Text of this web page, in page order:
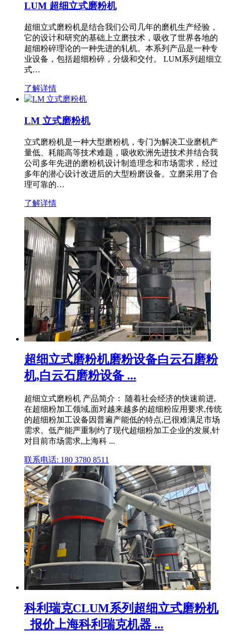
LUM 超细立式磨粉机
超细立式磨粉机是结合我们公司几年的磨机生产经验，
它的设计和研究的基础上立磨技术，吸收了世界各地的
超细粉碎理论的一种先进的轧机。本系列产品是一种专
业设备，包括超细粉碎，分级和交付。 LUM系列超细立
式…
了解详情
LM 立式磨粉机
立式磨粉机是一种大型磨粉机，专门为解决工业磨机产
量低、耗能高等技术难题，吸收欧洲先进技术并结合我
公司多年先进的磨粉机设计制造理念和市场需求，经过
多年的潜心设计改进后的大型粉磨设备。立磨采用了合
理可靠的…
了解详情
超细立式磨粉机磨粉设备白云石磨粉
机,白云石磨粉设备 ...
超细立式磨粉机 产品简介： 随着社会经济的快速前进,
在超细粉加工领域,面对越来越多的超细粉应用要求,传统
的超细粉加工设备因普遍产能低的特点,已很难满足市场
需求。低产能严重制约了现代超细粉加工企业的发展,针
对目前市场需求,上海科 ...
联系电话: 180 3780 8511
科利瑞克CLUM系列超细立式磨粉机
_报价上海科利瑞克机器 ...